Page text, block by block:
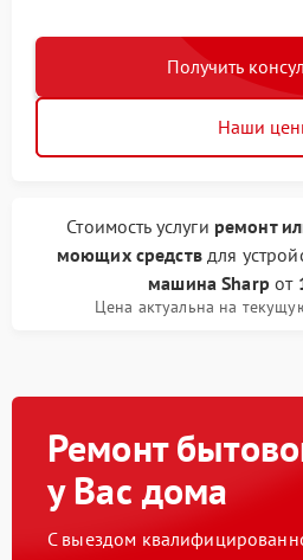
Получить
Наши
Стоимость услуги ремонт
моющих средствдля
машина Sharp от
Цена актуальна на
Ремонт
у Вас дома
С выездом